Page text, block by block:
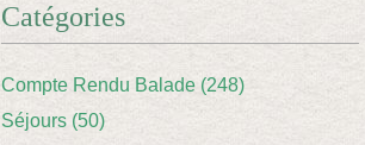
Catégories
Compte Rendu Balade (248)
Séjours (50)